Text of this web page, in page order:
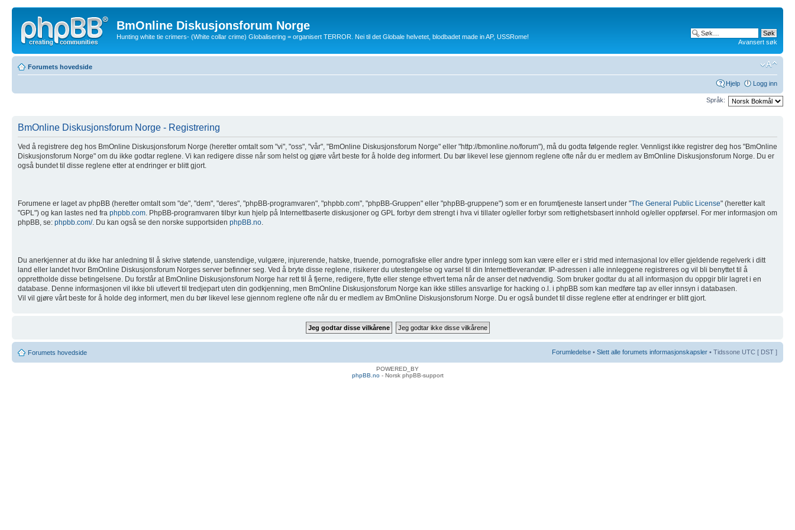
BmOnline Diskusjonsforum Norge
Hunting white tie crimers- (White collar crime) Globalisering = organisert TERROR. Nei til det Globale helvetet, blodbadet made in AP, USSRome!
Avansert søk
Forumets hovedside
Hjelp Logg inn
Språk:
BmOnline Diskusjonsforum Norge - Registrering
Ved å registrere deg hos BmOnline Diskusjonsforum Norge (heretter omtalt som "vi", "oss", "vår", "BmOnline Diskusjonsforum Norge" eller "http://bmonline.no/forum"), må du godta følgende regler. Vennligst ikke registrer deg hos "BmOnline
Diskusjonsforum Norge" om du ikke godtar reglene. Vi kan redigere disse når som helst og gjøre vårt beste for å holde deg informert. Du bør likevel lese gjennom reglene ofte når du er medlem av BmOnline Diskusjonsforum Norge. Du er
også bundet til disse reglene etter at endringer er blitt gjort.
Forumene er laget av phpBB (heretter omtalt som "de", "dem", "deres", "phpBB-programvaren", "phpbb.com", "phpBB-Gruppen" eller "phpBB-gruppene") som er en forumtjeneste lansert under "The General Public License" (heretter kalt
"GPL") og kan lastes ned fra phpbb.com. PhpBB-programvaren tilbyr kun hjelp på Internettbaserte diskusjoner og GPL forbyr dem strengt i hva vi tillater og/eller forbyr som rettighetsbasert innhold og/eller oppførsel. For mer informasjon om
phpBB, se: phpbb.com/. Du kan også se den norske supportsiden phpBB.no.
Du anerkjenner at du ikke har anledning til å skrive støtende, uanstendige, vulgære, injurerende, hatske, truende, pornografiske eller andre typer innlegg som kan være eller er i strid med internasjonal lov eller gjeldende regelverk i ditt
land eller landet hvor BmOnline Diskusjonsforum Norges server befinner seg. Ved å bryte disse reglene, risikerer du utestengelse og varsel til din Internettleverandør. IP-adressen i alle innleggene registreres og vil bli benyttet til å
opprettholde disse betingelsene. Du forstår at BmOnline Diskusjonsforum Norge har rett til å fjerne, redigere, flytte eller stenge ethvert tema når de anser det nødvendig. Som bruker godtar du at all informasjon du oppgir blir lagret i en
database. Denne informasjonen vil ikke bli utlevert til tredjepart uten din godkjenning, men BmOnline Diskusjonsforum Norge kan ikke stilles ansvarlige for hacking o.l. i phpBB som kan medføre tap av eller innsyn i databasen.
Vil vil gjøre vårt beste for å holde deg informert, men du bør likevel lese gjennom reglene ofte når du er medlem av BmOnline Diskusjonsforum Norge. Du er også bundet til disse reglene etter at endringer er blitt gjort.
Forumets hovedside Forumledelse • Slett alle forumets informasjonskapsler • Tidssone UTC [ DST ]
POWERED_BY
phpBB.no- Norsk phpBB-support